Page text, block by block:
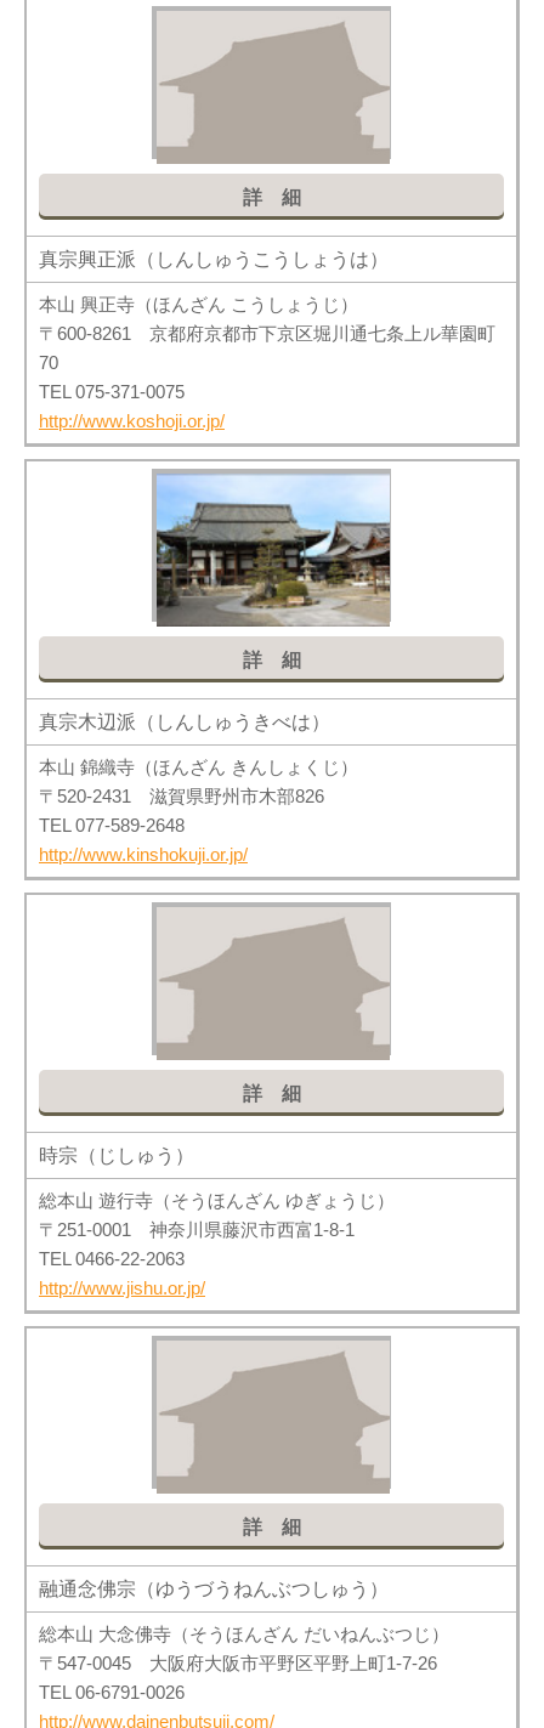
詳細
真宗興正派（しんしゅうこうしょうは）
本山 興正寺（ほんざん こうしょうじ）
〒600-8261 京都府京都市下京区堀川通七条上ル華園町
70
TEL 075-371-0075
http://www.koshoji.or.jp/
詳細
真宗木辺派（しんしゅうきべは）
本山 錦織寺（ほんざん きんしょくじ）
〒520-2431 滋賀県野州市木部826
TEL 077-589-2648
http://www.kinshokuji.or.jp/
詳細
時宗（じしゅう）
総本山 遊行寺（そうほんざん ゆぎょうじ）
〒251-0001 神奈川県藤沢市西富1-8-1
TEL 0466-22-2063
http://www.jishu.or.jp/
詳細
融通念佛宗（ゆうづうねんぶつしゅう）
総本山 大念佛寺（そうほんざん だいねんぶつじ）
〒547-0045 大阪府大阪市平野区平野上町1-7-26
TEL 06-6791-0026
http://www.dainenbutsuji.com/